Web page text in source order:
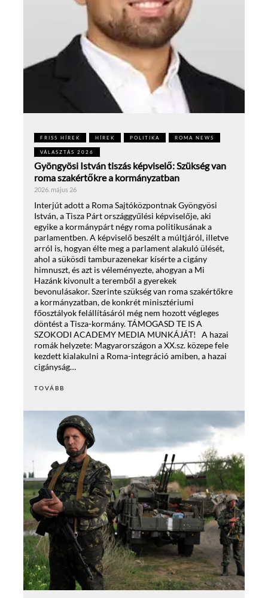
FRISS HÍREK HÍREK POLITIKA ROMA NEWS
VÁLASZTÁS 2026
Gyöngyösi István tiszás képviselő: Szükség van
roma szakértőkre a kormányzatban
2026. május 26
Interjút adott a Roma Sajtóközpontnak Gyöngyösi
István, a Tisza Párt országgyűlési képviselője, aki
egyike a kormánypárt négy roma politikusának a
parlamentben. A képviselő beszélt a múltjáról, illetve
arról is, hogyan élte meg a parlament alakuló ülését,
ahol a sükösdi tamburazenekar kísérte a cigány
himnuszt, és azt is véleményezte, ahogyan a Mi
Hazánk kivonult a teremből a gyerekek
bevonulásakor. Szerinte szükség van roma szakértőkre
a kormányzatban, de konkrét minisztériumi
főosztályok felállításáról még nem hozott végleges
döntést a Tisza-kormány. TÁMOGASD TE IS A
SZOKODI ACADEMY MEDIA MUNKÁJÁT! A hazai
romák helyzete: Magyarországon a XX.sz. közepe fele
kezdett kialakulni a Roma-integráció amiben, a hazai
cigányság…
TOVÁBB